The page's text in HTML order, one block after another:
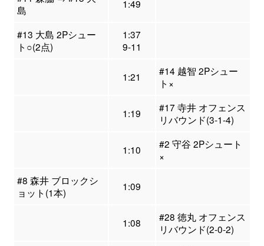
島
1:49
#13 大島 2Pシュー
ト○(2点)
1:37
9-11
1:21
#14 越智 2Pシュー
ト×
1:19
#17 寺井 オフェンス
リバウンド(3-1-4)
1:10
#2 守谷 2Pシュート
×
#8 森井 ブロックシ
ョット(1本)
1:09
1:08
#28 徳丸 オフェンス
リバウンド(2-0-2)